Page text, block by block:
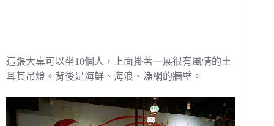
這張大桌可以坐10個人，上面掛著一展很有風情的土
耳其吊燈。背後是海鮮、海浪、漁網的牆壁。